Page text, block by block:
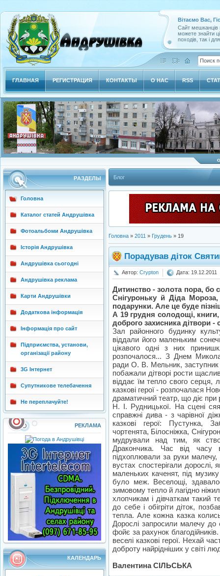
Вітаємо Вас,
Сайт мешканців
можете знайти
походів, так і
ГЛАВНАЯ РЕГИСТРАЦИЯ КОНТАКТЫ О НАС RSS
РAЗДЕЛЫ
Головна
Каталог статей Андрушівка
Фотоальбоми Андрушівка
Історія Андрушівка
Андрушівка сьогодні
Андрушівка реклама
Карти Андрушівки
Додаткова інформація
Інформація про сайт
Підприємства, установи,
організації району
3G Інтернет
Супутникове телебачення
Не переплачуйте!
РЕКЛАМА
КАЛЕНДАРЬ
Блог
Головна » 2011 » Грудень » 19
Порадував діток
Автор: Crypton Дата: 19.12.2011
Дитинство - золота пора, бо
Снігуроньку й Діда
подарунки. Але це буде
А 19 грудня солодощі,
доброго захисника дітвори -
Зал районного будинку
віддали його маленьким
цікавого одні з них
розпочалося... З Днем
ради О. В. Мельник, заступник
побажали дітворі рости
віддає їм тепло свого серця,
казкові герої - розпочалася
драматичний театр, що діє при
Н. І. Рудницької. На сцені
справжні дива - з чарівної
казкові герої: Пустунка,
чортенята, Білосніжка,
мудрували над тим, як
Дракончика. Час від часу
підхоплювали за руки
вустах спостерігали
маленьких каченят, під
було меж. Веселощі,
зимовому тепло й лагідно
хлопчикам і дівчаткам такий
до себе і обігріти діток,
тепла. Але кожна казка
Дорослі запросили малечу
фойє за рахунок
веселі казкові герої. Нехай
доброту найрідніших у світі
Валентина СІЛЬСЬКА